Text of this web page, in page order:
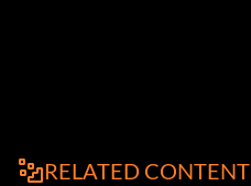
RELATED CONTENT